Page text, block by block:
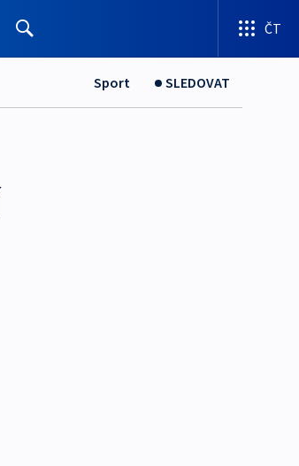
ČT
Sport SLEDOVAT